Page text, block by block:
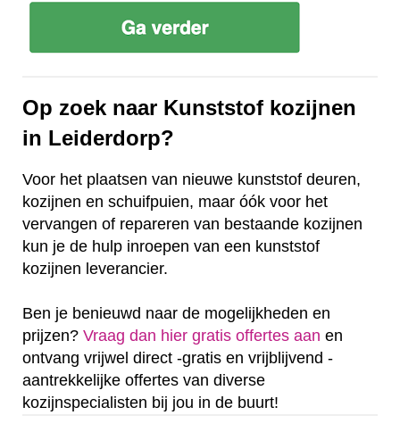
Op zoek naar Kunststof kozijnen
in Leiderdorp?
Voor het plaatsen van nieuwe kunststof deuren,
kozijnen en schuifpuien, maar óók voor het
vervangen of repareren van bestaande kozijnen
kun je de hulp inroepen van een kunststof
kozijnen leverancier.
Ben je benieuwd naar de mogelijkheden en
prijzen? Vraag dan hier gratis offertes aan en
ontvang vrijwel direct -gratis en vrijblijvend -
aantrekkelijke offertes van diverse
kozijnspecialisten bij jou in de buurt!